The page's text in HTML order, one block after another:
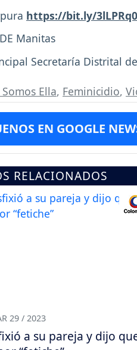
https://bit.ly/3lLPRq0
Manitas
Secretaría Distrital
Ella, Feminicidio,
EN GOOGLE
RELACIONADOS
29 / 2023
a su pareja y dijo